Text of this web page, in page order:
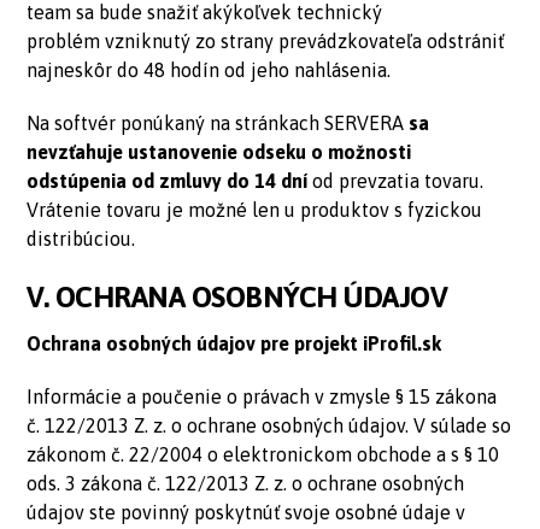
team sa bude snažiť akýkoľvek technický
problém vzniknutý zo strany prevádzkovateľa odstrániť
najneskôr do 48 hodín od jeho nahlásenia.
Na softvér ponúkaný na stránkach SERVERA sa
nevzťahuje ustanovenie odseku o možnosti
odstúpenia od zmluvy do 14 dní od prevzatia tovaru.
Vrátenie tovaru je možné len u produktov s fyzickou
distribúciou.
V. OCHRANA OSOBNÝCH ÚDAJOV
Ochrana osobných údajov pre projekt iProfil.sk
Informácie a poučenie o právach v zmysle § 15 zákona
č. 122/2013 Z. z. o ochrane osobných údajov. V súlade so
zákonom č. 22/2004 o elektronickom obchode a s § 10
ods. 3 zákona č. 122/2013 Z. z. o ochrane osobných
údajov ste povinný poskytnúť svoje osobné údaje v